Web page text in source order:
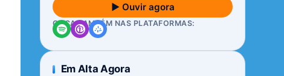
▶ Ouvir agora
OUÇA TAMBÉM NAS PLATAFORMAS:
Em Alta Agora